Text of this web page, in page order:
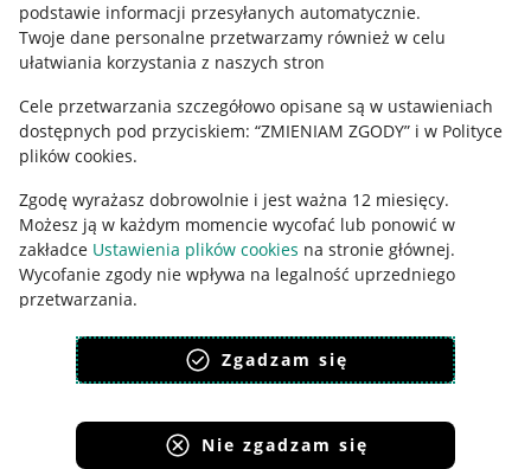
podstawie informacji przesyłanych automatycznie.
Twoje dane personalne przetwarzamy również w celu
ułatwiania korzystania z naszych stron
Cele przetwarzania szczegółowo opisane są w ustawieniach
dostępnych pod przyciskiem: “ZMIENIAM ZGODY” i w Polityce
plików cookies.
Zgodę wyrażasz dobrowolnie i jest ważna 12 miesięcy.
Możesz ją w każdym momencie wycofać lub ponowić w
zakładce Ustawienia plików cookies na stronie głównej.
Wycofanie zgody nie wpływa na legalność uprzedniego
przetwarzania.
polityka plików cookies
polityka ochrony prywatności
Zgadzam się
Nie zgadzam się
Ustawienia plików "cookies"
Udostępnianie lokalizacji
Informacje dla Aktu o Usługach Cyfrowych
Pobierz aplikację
Korzystanie z serwisu oznacza akceptacjęregulaminu